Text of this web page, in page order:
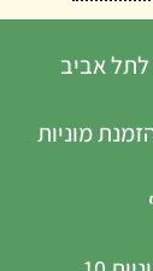
לתל אביב
מוניות